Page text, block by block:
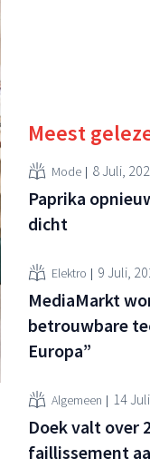
Meest
Mode 8 Juli,
Paprika
dicht
Elektro 9 Juli,
MediaMarkt
betrouwbare
Europa”
Algemeen 14
Doek valt over
faillissement